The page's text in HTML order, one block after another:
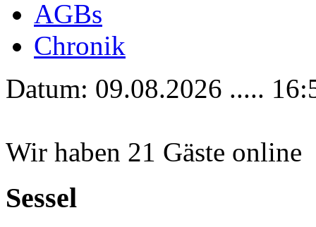
AGBs
Chronik
Datum: 09.08.2026 .....
Wir haben 21 Gäste online
Sessel